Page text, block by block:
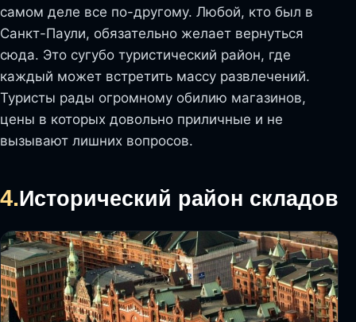
самом деле все по-другому. Любой, кто был в
Санкт-Паули, обязательно желает вернуться
сюда. Это сугубо туристический район, где
каждый может встретить массу развлечений.
Туристы рады огромному обилию магазинов,
цены в которых довольно приличные и не
вызывают лишних вопросов.
4.Исторический район складов